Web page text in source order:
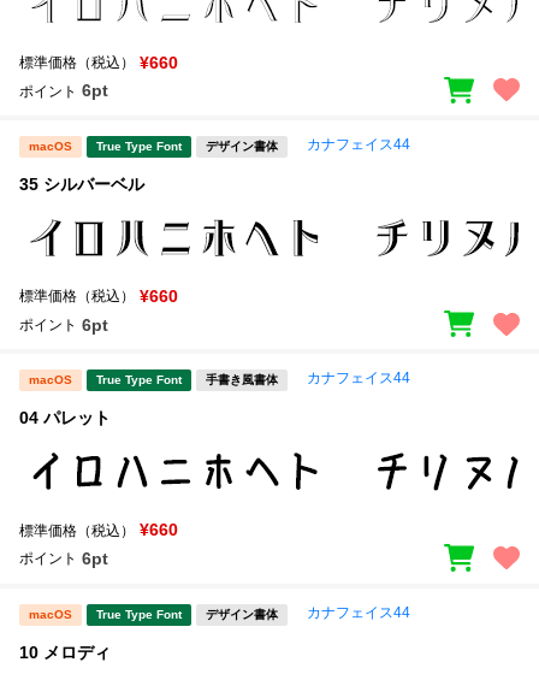
カート 0
マイページ
お問い合わせ
草書体
江戸文字 デザイン毛筆
文字種類
価格帯
標準価格（税込） ¥660
ポイント 6pt
macOS True Type Font デザイン書体 カナフェイス44
35 シルバーベル
標準価格（税込） ¥660
ポイント 6pt
macOS True Type Font 手書き風書体 カナフェイス44
04 パレット
標準価格（税込） ¥660
ポイント 6pt
macOS True Type Font デザイン書体 カナフェイス44
10 メロディ